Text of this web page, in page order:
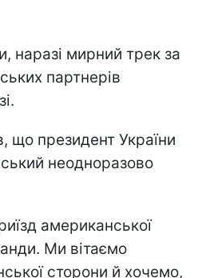
наразі мирний трек за
партнерів
що президент України
неодноразово
американської
Ми вітаємо
сторони й хочемо,